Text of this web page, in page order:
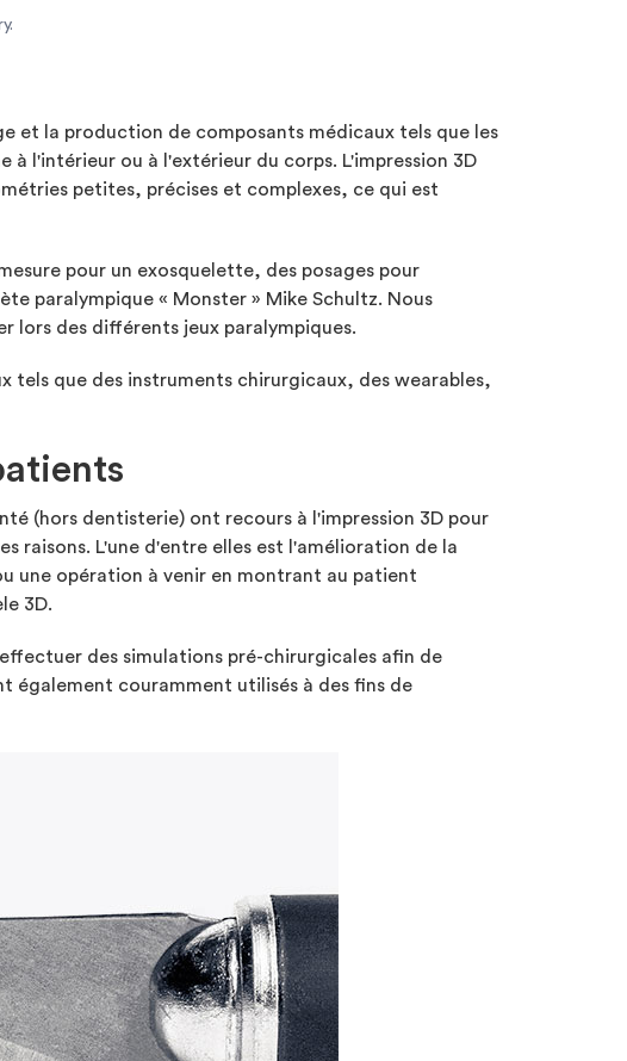
et la production de composants médicaux tels que les
l'intérieur ou à l'extérieur du corps. L'impression 3D
petites, précises et complexes, ce qui est
pour un exosquelette, des posages pour
paralympique « Monster » Mike Schultz. Nous
lors des différents jeux paralympiques.
tels que des instruments chirurgicaux, des wearables,
(hors dentisterie) ont recours à l'impression 3D pour
raisons. L'une d'entre elles est l'amélioration de la
une opération à venir en montrant au patient
3D.
des simulations pré-chirurgicales afin de
également couramment utilisés à des fins de